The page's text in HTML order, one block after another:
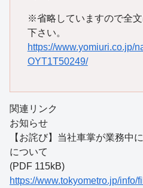
※省略していますので全
下さい。
https://www.yomiuri.co.jp/
OYT1T50249/
関連リンク
お知らせ
【お詫び】当社車掌が業務中
について
(PDF 115kB)
https://www.tokyometro.jp/